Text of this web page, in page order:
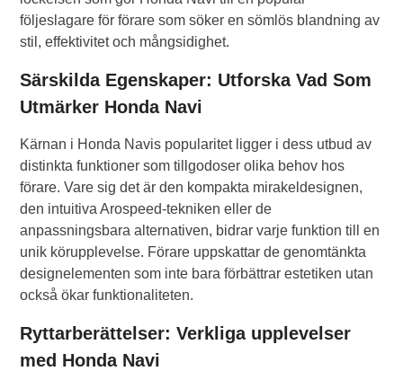
följeslagare för förare som söker en sömlös blandning av
stil, effektivitet och mångsidighet.
Särskilda Egenskaper: Utforska Vad Som
Utmärker Honda Navi
Kärnan i Honda Navis popularitet ligger i dess utbud av
distinkta funktioner som tillgodoser olika behov hos
förare. Vare sig det är den kompakta mirakeldesignen,
den intuitiva Arospeed-tekniken eller de
anpassningsbara alternativen, bidrar varje funktion till en
unik körupplevelse. Förare uppskattar de genomtänkta
designelementen som inte bara förbättrar estetiken utan
också ökar funktionaliteten.
Ryttarberättelser: Verkliga upplevelser
med Honda Navi